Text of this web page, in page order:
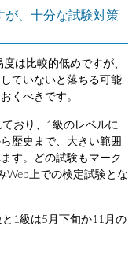
が、十分な試験対策
は比較的低めですが、
ていないと落ちる可能
くべきです。
おり、1級のレベルに
歴史まで、大きい範囲
す。どの試験もマーク
Web上での検定試験とな
1級は5月下旬か11月の